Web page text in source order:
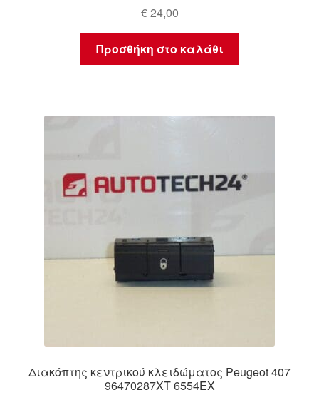
€24,00
Προσθήκη στο καλάθι
Διακόπτης κεντρικού κλειδώματος Peugeot 407
96470287XT 6554EX